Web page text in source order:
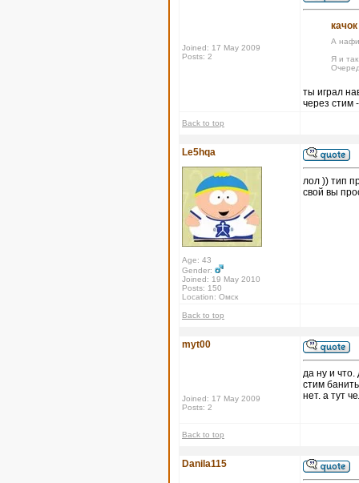
Joined: 17 May 2009
Posts: 2
А
Я и
ты играл
через стим
Back to top
Le5hqa
Age: 43
Gender:
Joined: 19 May 2010
Posts: 150
Location: Омск
лол )) тип
свой вы
Back to top
myt00
Joined: 17 May 2009
Posts: 2
да ну и что.
стим
нет. а тут
Back to top
Danila115